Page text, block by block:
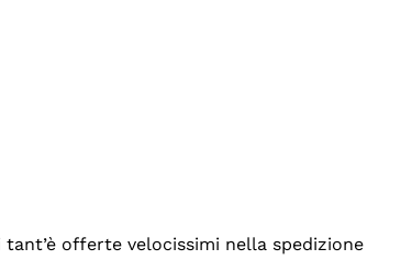
offerte velocissimi nella spedizione